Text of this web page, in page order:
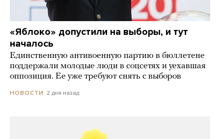
«Яблоко» допустили на выборы, и тут
началось
Единственную антивоенную партию в бюллетене
поддержали молодые люди в соцсетях и уехавшая
оппозиция. Ее уже требуют снять с выборов
НОВОСТИ 2 дня назад